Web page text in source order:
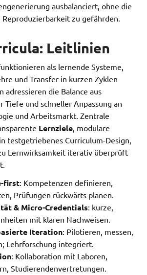
ausbalanciert, ohne die
zu gefährden.
Leitlinien
als lernende Systeme,
und Transfer in kurzen Zyklen
adressieren die Balance aus
Tiefe und schneller Anpassung an
und Arbeitsmarkt. Zentrale
Lernziele, modulare
testgetriebenes Curriculum-Design,
Lernwirksamkeit iterativ überprüft
first: Kompetenzen definieren,
Prüfungen rückwärts planen.
& Micro-Credentials: kurze,
mit klaren Nachweisen.
Iteration: Pilotieren, messen,
Lehrforschung integriert.
: Kollaboration mit Laboren,
Studierendenvertretungen.